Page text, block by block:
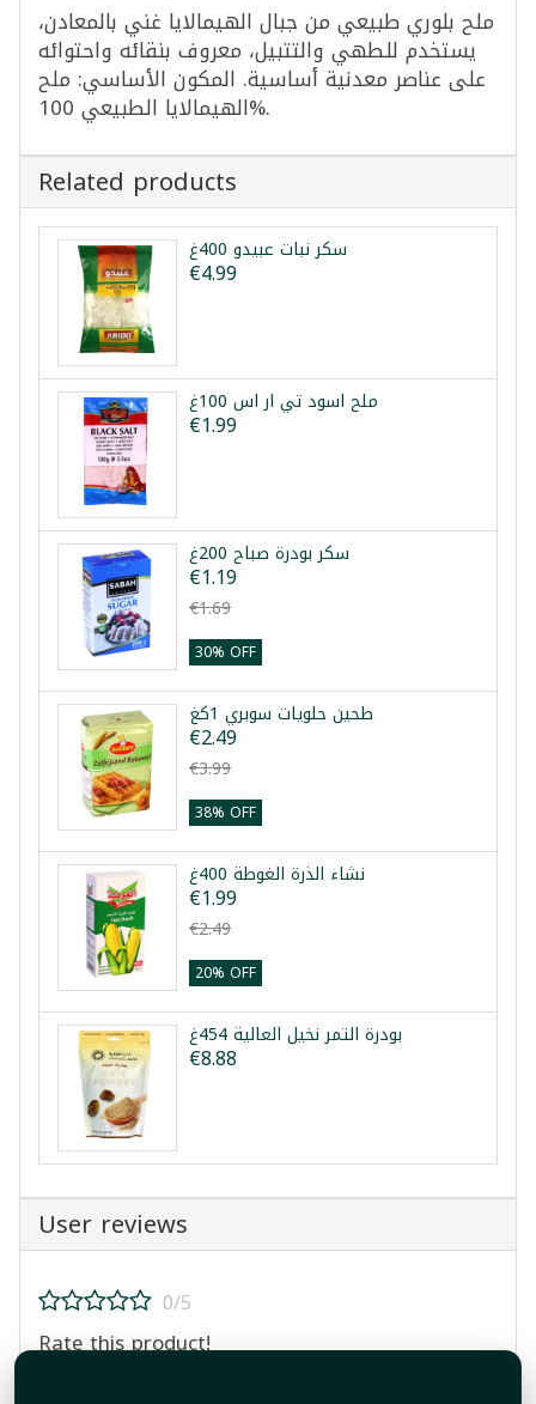
ملح بلوري طبيعي من جبال الهيمالايا غني بالمعادن،
يستخدم للطهي والتتبيل، معروف بنقائه واحتوائه
على عناصر معدنية أساسية. المكون الأساسي: ملح
الهيمالايا الطبيعي 100%.
Related products
سكر نبات عبيدو 400غ
€4.99
ملح اسود تي ار اس 100غ
€1.99
سكر بودرة صباح 200غ
€1.19
€1.69
30% OFF
طحين حلويات سوبري 1كغ
€2.49
€3.99
38% OFF
نشاء الذرة الغوطة 400غ
€1.99
€2.49
20% OFF
بودرة التمر نخيل العالية 454غ
€8.88
User reviews
0/5
Rate this product!